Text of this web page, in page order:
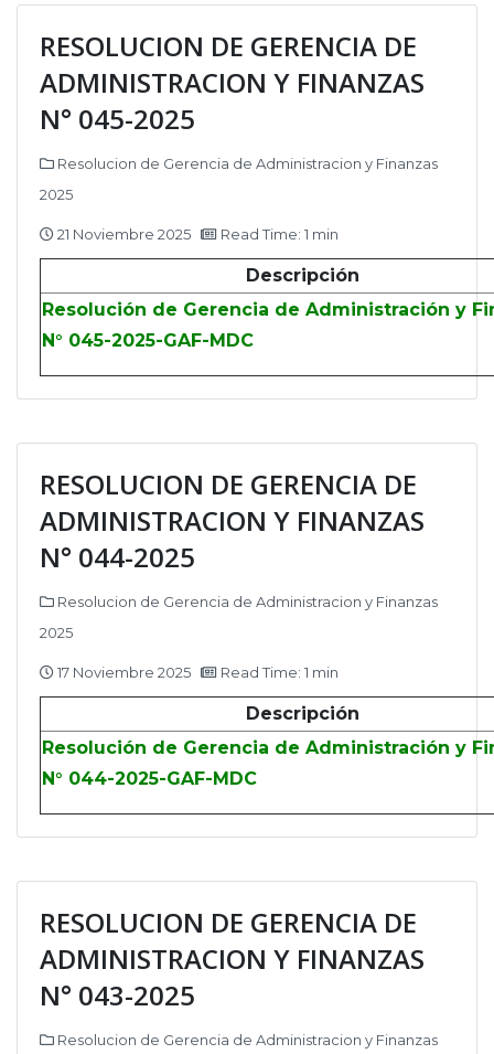
RESOLUCION DE GERENCIA DE
ADMINISTRACION Y FINANZAS
N° 045-2025
Resolucion de Gerencia de Administracion y Finanzas
2025
21 Noviembre 2025 Read Time: 1 min
Descripción
Resolución de Gerencia de Administración y
N° 045-2025-GAF-MDC
RESOLUCION DE GERENCIA DE
ADMINISTRACION Y FINANZAS
N° 044-2025
Resolucion de Gerencia de Administracion y Finanzas
2025
17 Noviembre 2025 Read Time: 1 min
Descripción
Resolución de Gerencia de Administración y
N° 044-2025-GAF-MDC
RESOLUCION DE GERENCIA DE
ADMINISTRACION Y FINANZAS
N° 043-2025
Resolucion de Gerencia de Administracion y Finanzas